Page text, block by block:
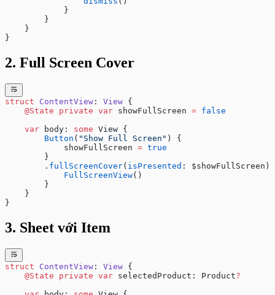
            }
        }
    }
}
2. Full Screen Cover
struct ContentView : View {
    @State
private var showFullScreen = false
    var
body: some View {
        Button
( "Show Full Screen" ) {
            showFullScreen
= true
        }
        .
fullScreenCover( isPresented : $showFullScreen)
            FullScreenView
()
        }
    }
}
3. Sheet với Item
struct ContentView : View {
    @State
private var selectedProduct: Product?